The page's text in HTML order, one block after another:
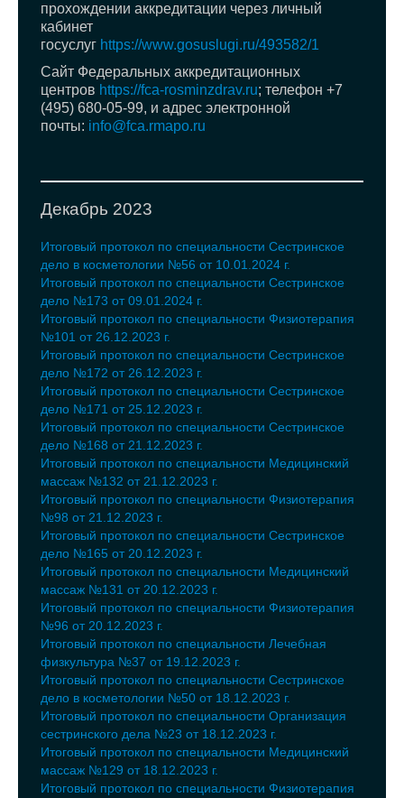
прохождении аккредитации через личный
кабинет
госуслуг https://www.gosuslugi.ru/493582/1
Сайт Федеральных аккредитационных
центров https://fca-rosminzdrav.ru; телефон +7
(495) 680-05-99, и адрес электронной
почты: info@fca.rmapo.ru
Декабрь 2023
Итоговый протокол по специальности Сестринское
дело в косметологии №56 от 10.01.2024 г.
Итоговый протокол по специальности Сестринское
дело №173 от 09.01.2024 г.
Итоговый протокол по специальности Физиотерапия
№101 от 26.12.2023 г.
Итоговый протокол по специальности Сестринское
дело №172 от 26.12.2023 г.
Итоговый протокол по специальности Сестринское
дело №171 от 25.12.2023 г.
Итоговый протокол по специальности Сестринское
дело №168 от 21.12.2023 г.
Итоговый протокол по специальности Медицинский
массаж №132 от 21.12.2023 г.
Итоговый протокол по специальности Физиотерапия
№98 от 21.12.2023 г.
Итоговый протокол по специальности Сестринское
дело №165 от 20.12.2023 г.
Итоговый протокол по специальности Медицинский
массаж №131 от 20.12.2023 г.
Итоговый протокол по специальности Физиотерапия
№96 от 20.12.2023 г.
Итоговый протокол по специальности Лечебная
физкультура №37 от 19.12.2023 г.
Итоговый протокол по специальности Сестринское
дело в косметологии №50 от 18.12.2023 г.
Итоговый протокол по специальности Организация
сестринского дела №23 от 18.12.2023 г.
Итоговый протокол по специальности Медицинский
массаж №129 от 18.12.2023 г.
Итоговый протокол по специальности Физиотерапия